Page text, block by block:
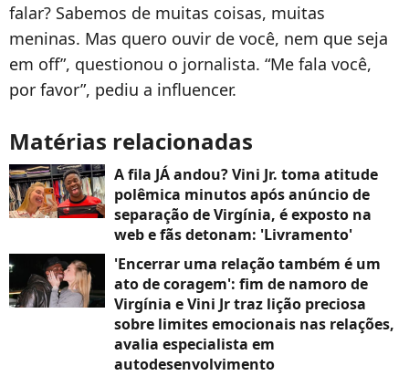
falar? Sabemos de muitas coisas, muitas
meninas. Mas quero ouvir de você, nem que seja
em off”, questionou o jornalista. “Me fala você,
por favor”, pediu a influencer.
Matérias relacionadas
A fila JÁ andou? Vini Jr. toma atitude
polêmica minutos após anúncio de
separação de Virgínia, é exposto na
web e fãs detonam: 'Livramento'
'Encerrar uma relação também é um
ato de coragem': fim de namoro de
Virgínia e Vini Jr traz lição preciosa
sobre limites emocionais nas relações,
avalia especialista em
autodesenvolvimento